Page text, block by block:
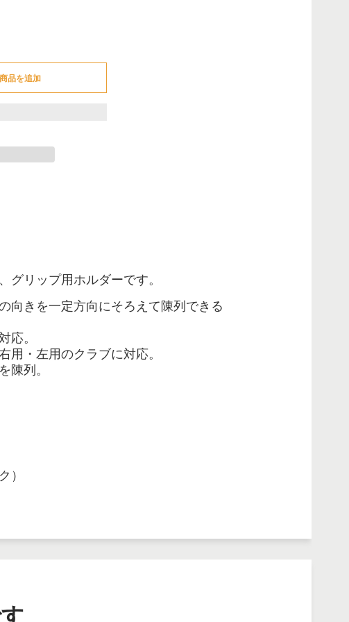
品を追加
グリップ用ホルダーです。
向きを一定方向にそろえて陳列できる
応。
用・左用のクラブに対応。
陳列。
）